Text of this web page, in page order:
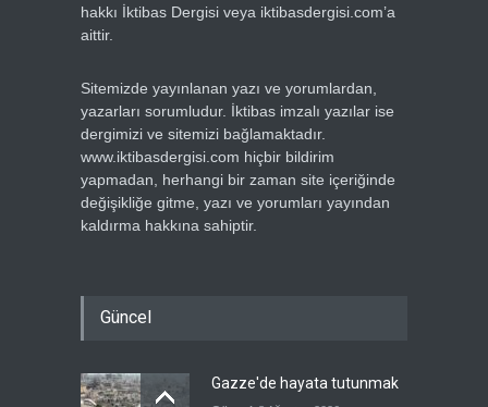
hakkı İktibas Dergisi veya iktibasdergisi.com’a
aittir.
Sitemizde yayınlanan yazı ve yorumlardan,
yazarları sorumludur. İktibas imzalı yazılar ise
dergimizi ve sitemizi bağlamaktadır.
www.iktibasdergisi.com hiçbir bildirim
yapmadan, herhangi bir zaman site içeriğinde
değişikliğe gitme, yazı ve yorumları yayından
kaldırma hakkına sahiptir.
Güncel
Gazze'de hayata tutunmak